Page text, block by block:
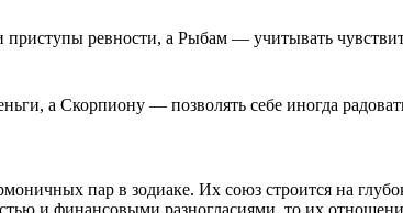
ревности, а Рыбам — учитывать
а Скорпиону — позволять себе иногда
пар в зодиаке. Их союз строится на